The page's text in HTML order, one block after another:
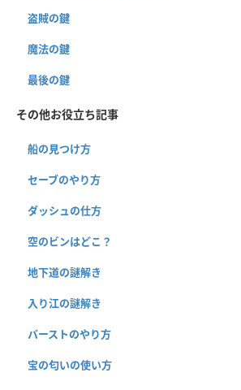
盗賊の鍵
魔法の鍵
最後の鍵
その他お役立ち記事
船の見つけ方
セーブのやり方
ダッシュの仕方
空のビンはどこ？
地下道の謎解き
入り江の謎解き
バーストのやり方
宝の匂いの使い方